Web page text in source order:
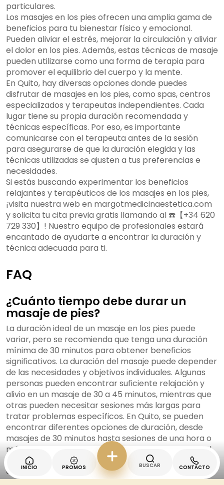
particulares.
Los masajes en los pies ofrecen una amplia gama de
beneficios para tu bienestar físico y emocional.
Pueden aliviar el estrés, mejorar la circulación y aliviar
el dolor en los pies. Además, estas técnicas de masaje
pueden utilizarse como una forma de terapia para
promover el equilibrio del cuerpo y la mente.
En Quito, hay diversas opciones donde puedes
disfrutar de masajes en los pies, como spas, centros
especializados y terapeutas independientes. Cada
lugar tiene su propia duración recomendada y
técnicas específicas. Por eso, es importante
comunicarse con el terapeuta antes de la sesión
para asegurarse de que la duración elegida y las
técnicas utilizadas se ajusten a tus preferencias e
necesidades.
Si estás buscando experimentar los beneficios
relajantes y terapéuticos de los masajes en los pies,
¡visita nuestra web en margotmedicinaestetica.com
y solicita tu cita previa gratis llamando al ☎️【+34 620
729 330】! Nuestro equipo de profesionales estará
encantado de ayudarte a encontrar la duración y
técnica adecuada para ti.
FAQ
¿Cuánto tiempo debe durar un
masaje de pies?
La duración ideal de un masaje en los pies puede
variar, pero se recomienda que tenga una duración
mínima de 30 minutos para obtener beneficios
significativos. La duración del masaje puede depender
de las necesidades y objetivos individuales. Algunas
personas pueden encontrar suficiente relajación y
alivio en un masaje de 30 a 45 minutos, mientras que
otras pueden necesitar sesiones más largas para
tratar problemas específicos. En Quito, se pueden
encontrar diferentes opciones de duración, desde
masajes de 30 minutos hasta sesiones de una hora o
más, dependiendo del lugar y de las necesidades del
cliente. Es importante comunicarse con el terapeuta
antes de comenzar la sesión para asegurarse de que
la duración elegida sea adecuada para cada individuo.
INICIO PROMOS BUSCAR CONTACTO